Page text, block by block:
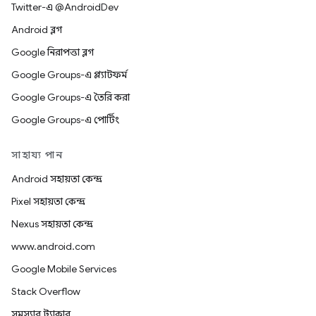
Twitter-এ @AndroidDev
Android ব্লগ
Google নিরাপত্তা ব্লগ
Google Groups-এ প্ল্যাটফর্ম
Google Groups-এ তৈরি করা
Google Groups-এ পোর্টিং
সাহায্য পান
Android সহায়তা কেন্দ্র
Pixel সহায়তা কেন্দ্র
Nexus সহায়তা কেন্দ্র
www.android.com
Google Mobile Services
Stack Overflow